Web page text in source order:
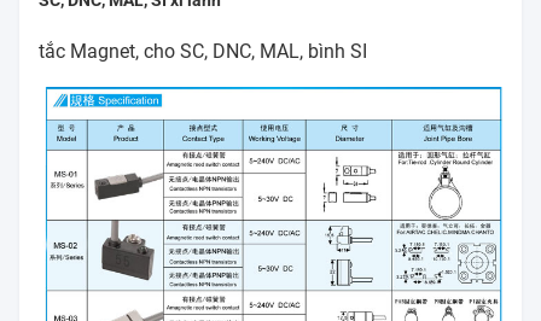
tắc Magnet, cho SC, DNC, MAL, bình SI